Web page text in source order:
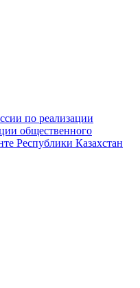
по реализации
общественного
Республики Казахстан